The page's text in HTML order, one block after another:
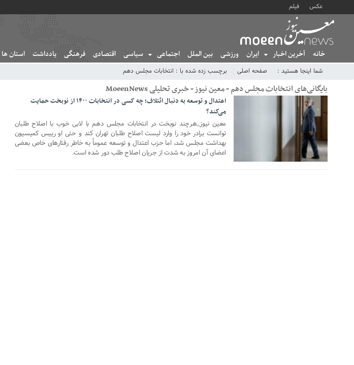
عکس فیلم
خانه آخرین اخبار ایران ورزشی بین الملل اجتماعی سیاسی اقتصادی فرهنگی یادداشت استان ها
شما اینجا هستید : صفحه اصلی برچسب زده شده با : انتخابات مجلس دهم
بایگانی‌های انتخابات مجلس دهم - معین نیوز - خبری تحلیلی MoeenNews
20 اکتبر 2020
اعتدال و توسعه به دنبال ائتلاف؛ چه کسی در انتخابات ۱۴۰۰ از نوبخت حمایت
می‌کند؟
معین نیوز_هرچند نوبخت در انتخابات مجلس دهم با لابی خوب با اصلاح طلبان
توانست برادر خود را وارد لیست اصلاح طلبان تهران کند و حتی او رییس کمیسیون
بهداشت مجلس شد، اما حزب اعتدال و توسعه عموماً به خاطر رفتار‌های خاص بعضی
اعضای آن امروز به شدت از جریان اصلاح طلب دور شده است.